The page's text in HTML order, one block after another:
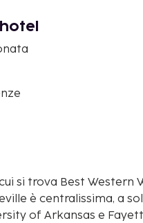
si trova Best Western
è centralissima, a
of Arkansas e